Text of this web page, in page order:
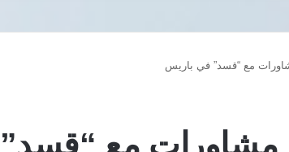
مع “قسد” في باريس